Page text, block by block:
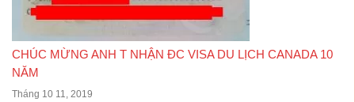
CHÚC MỪNG ANH T NHẬN ĐC VISA DU LỊCH CANADA 10
NĂM
Tháng 10 11, 2019